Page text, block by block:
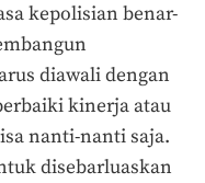
kepolisian benar-
diawali dengan
kinerja atau
nanti-nanti saja.
disebarluaskan